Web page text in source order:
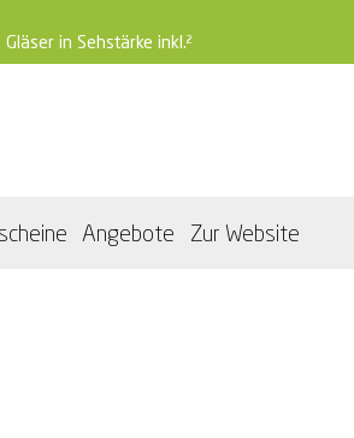
Gläser in Sehstärke inkl.²
Angebote Zur Website